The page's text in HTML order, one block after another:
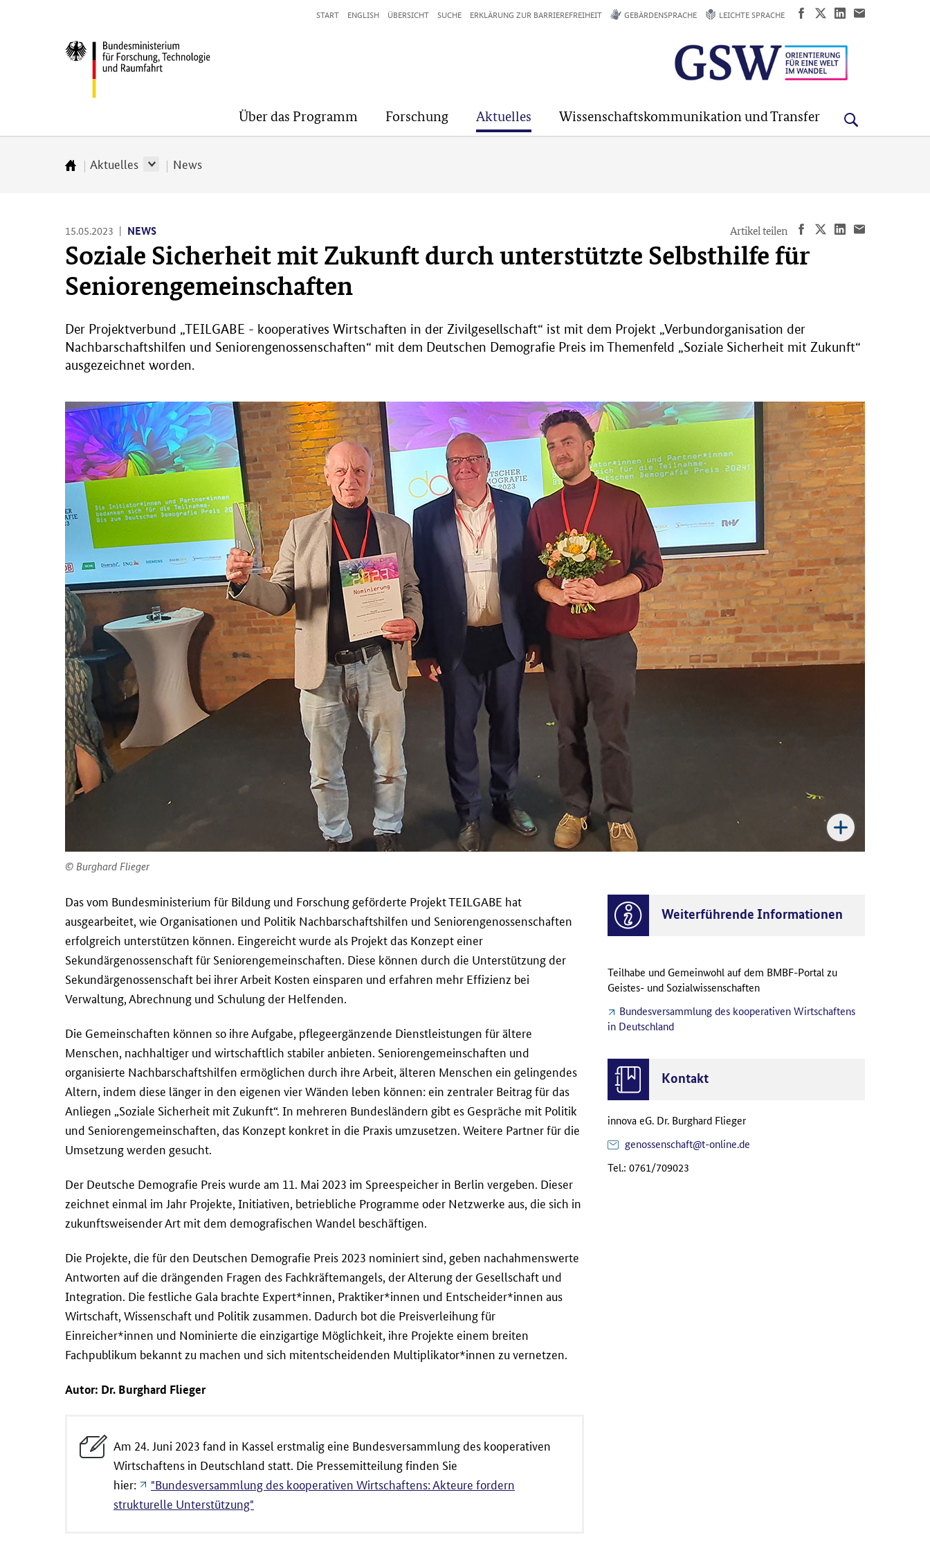
BMFTR
Über das Programm Forschung Aktuelles Wissenschaftskommunikation und Transfer
START ENGLISH ÜBERSICHT SUCHE ERKLÄRUNG ZUR BARRIEREFREIHEIT GEBÄRDENSPRACHE LEICHTE SPRACHE
Zur
Aktuelles News
15.05.2023 NEWS Artikel teilen
Soziale Sicherheit mit Zukunft durch unterstützte Selbsthilfe für
Seniorengemeinschaften
Der Projektverbund „TEILGABE - kooperatives Wirtschaften in der Zivilgesellschaft“ ist mit dem Projekt „Verbundorganisation der
Nachbarschaftshilfen und Seniorengenossenschaften“ mit dem Deutschen Demografie Preis im Themenfeld „Soziale Sicherheit mit Zukunft“
ausgezeichnet worden.
Burghard Flieger
Das vom Bundesministerium für Bildung und Forschung geförderte Projekt TEILGABE hat
ausgearbeitet, wie Organisationen und Politik Nachbarschaftshilfen und Seniorengenossenschaften
erfolgreich unterstützen können. Eingereicht wurde als Projekt das Konzept einer
Sekundärgenossenschaft für Seniorengemeinschaften. Diese können durch die Unterstützung der
Sekundärgenossenschaft bei ihrer Arbeit Kosten einsparen und erfahren mehr Effizienz bei
Verwaltung, Abrechnung und Schulung der Helfenden.
Die Gemeinschaften können so ihre Aufgabe, pflegeergänzende Dienstleistungen für ältere
Menschen, nachhaltiger und wirtschaftlich stabiler anbieten. Seniorengemeinschaften und
organisierte Nachbarschaftshilfen ermöglichen durch ihre Arbeit, älteren Menschen ein gelingendes
Altern, indem diese länger in den eigenen vier Wänden leben können: ein zentraler Beitrag für das
Anliegen „Soziale Sicherheit mit Zukunft“. In mehreren Bundesländern gibt es Gespräche mit Politik
und Seniorengemeinschaften, das Konzept konkret in die Praxis umzusetzen. Weitere Partner für die
Umsetzung werden gesucht.
Der Deutsche Demografie Preis wurde am 11. Mai 2023 im Spreespeicher in Berlin vergeben. Dieser
zeichnet einmal im Jahr Projekte, Initiativen, betriebliche Programme oder Netzwerke aus, die sich in
zukunftsweisender Art mit dem demografischen Wandel beschäftigen.
Die Projekte, die für den Deutschen Demografie Preis 2023 nominiert sind, geben nachahmenswerte
Antworten auf die drängenden Fragen des Fachkräftemangels, der Alterung der Gesellschaft und
Integration. Die festliche Gala brachte Expert*innen, Praktiker*innen und Entscheider*innen aus
Wirtschaft, Wissenschaft und Politik zusammen. Dadurch bot die Preisverleihung für
Einreicher*innen und Nominierte die einzigartige Möglichkeit, ihre Projekte einem breiten
Fachpublikum bekannt zu machen und sich mitentscheidenden Multiplikator*innen zu vernetzen.
Autor: Dr. Burghard Flieger
Am 24. Juni 2023 fand in Kassel erstmalig eine Bundesversammlung des kooperativen
Wirtschaftens in Deutschland statt. Die Pressemitteilung finden Sie
hier:
"Bundesversammlung des kooperativen Wirtschaftens: Akteure fordern
strukturelle Unterstützung"
Weiterführende Informationen
Teilhabe und Gemeinwohl auf dem BMBF-Portal zu
Geistes- und Sozialwissenschaften
Bundesversammlung des kooperativen Wirtschaftens
in Deutschland
Kontakt
innova eG. Dr. Burghard Flieger
genossenschaft@t-online.de
Tel.: 0761/709023